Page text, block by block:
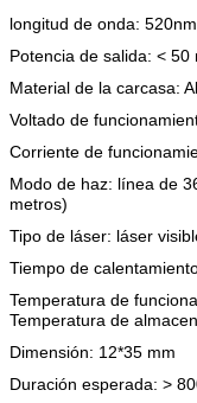
longitud de onda: 520nm
Potencia de salida: < 50
Material de la carcasa:
Voltado de
Corriente de
Modo de haz: línea de
metros)
Tipo de láser: láser
Tiempo de
Temperatura de
Temperatura de
Dimensión: 12*35 mm
Duración esperada: >